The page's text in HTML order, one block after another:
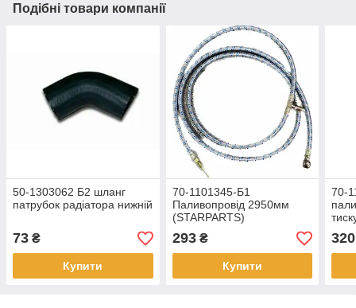
Подібні товари компанії
50-1303062 Б2 шланг
патрубок радіатора нижній
73 ₴
Купити
70-1101345-Б1
Паливопровід 2950мм
(STARPARTS)
293₴
Купити
70-
320